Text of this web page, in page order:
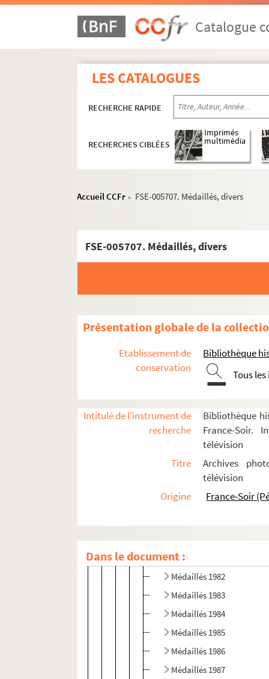
Catalogue
LES CATALOGUES
RECHERCHE RAPIDE
RECHERCHES CIBLÉES
Imprimés
multimédia
Accueil CCFr > FSE-005707. Médaillés, divers
FSE-005707. Médaillés, divers
Présentation globale de la
Etablissement de
conservation
Bibliothèque
Tous
Intitulé de l'instrument de
recherche
Bibliothèque
France-Soir.
télévision
Titre
Archives
télévision
Origine
France-Soir
Dans le document :
Avant la Deuxième Guerre mondiale
Titres et journaux créés pendant la
Le personnel
Médaillés du travail
FSE-005684. Médaillés 1968
Médaillés 1970
Médaillés 1971
FSN-000823. Médaillés 1973
FSN-000824. Médaillés 1974
Médaillés 1975
Médaillés 1976
Médaillés 1977
Médaillés 1981
Médaillés 1982
Médaillés 1983
Médaillés 1984
Médaillés 1985
Médaillés 1986
Médaillés 1987